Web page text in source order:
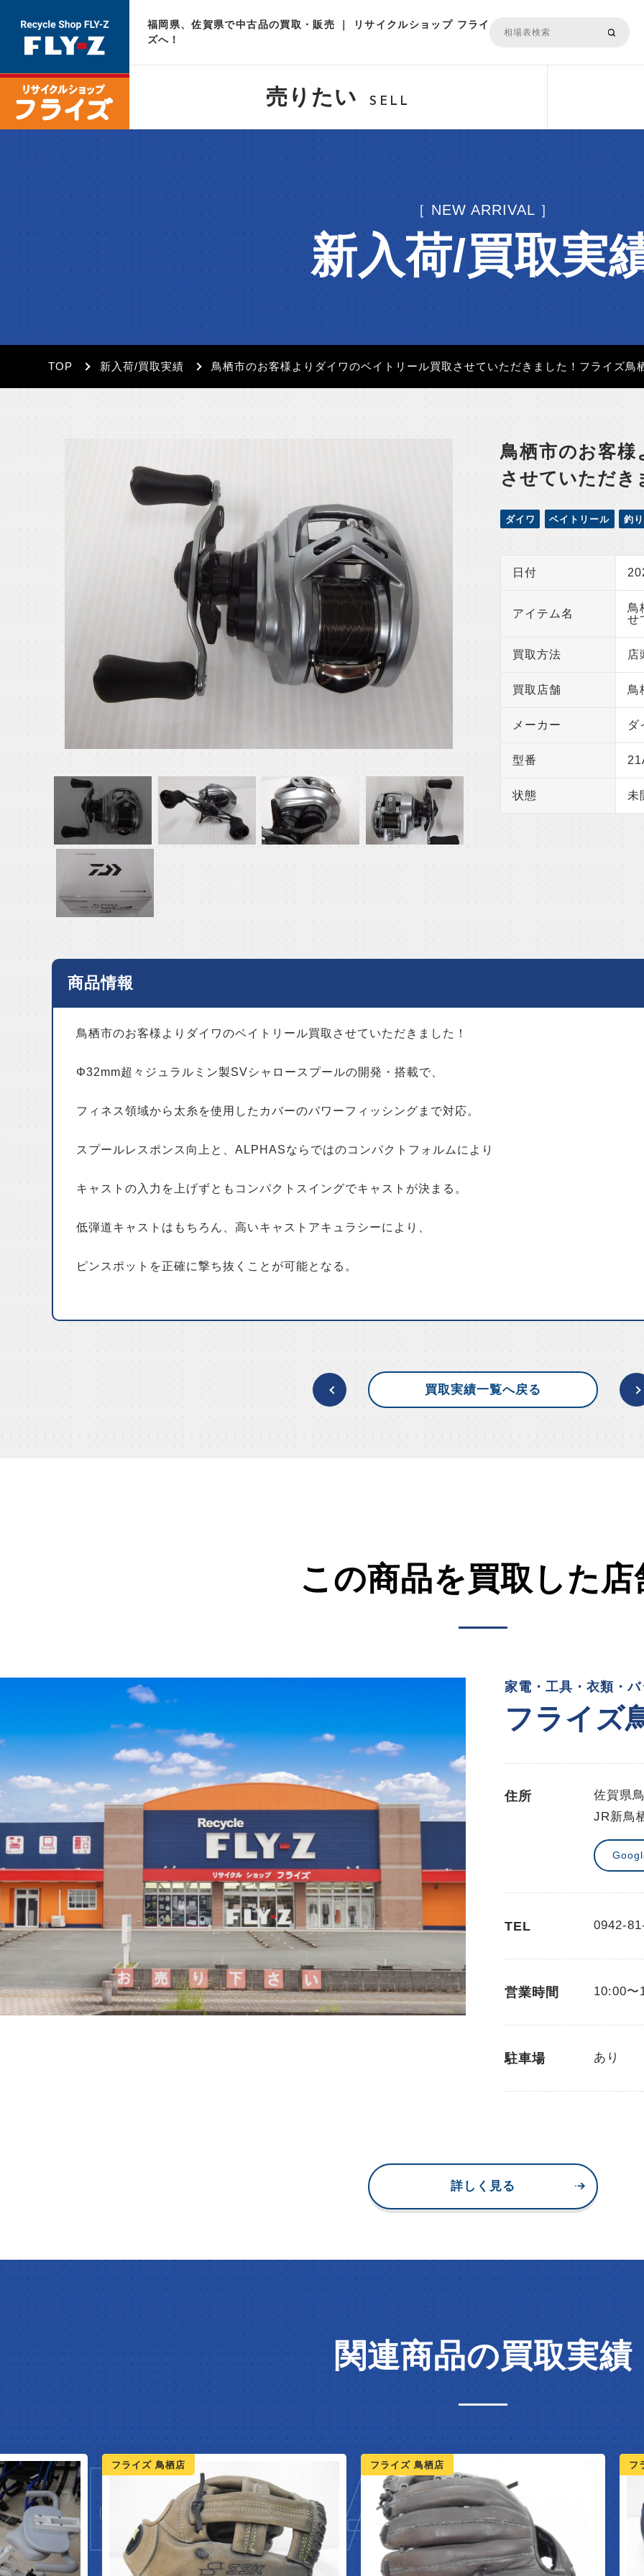
福岡県、佐賀県で中古品の買取・販売 ｜ リサイクルショップ フライ
ズへ！
売りたい SELL
［ NEW ARRIVAL ］
新入荷/買取実
TOP 新入荷/買取実績 鳥栖市のお客様よりダイワのベイトリール買取させていただきました！フライズ鳥
鳥栖市のお客
させていただき
ダイワ ベイトリール 釣
日付
アイテム名
鳥
せ
買取方法 店
買取店舗 鳥
メーカー ダ
型番
状態 未
商品情報
鳥栖市のお客様よりダイワのベイトリール買取させていただきました！
Φ32mm超々ジュラルミン製SVシャロースプールの開発・搭載で、
フィネス領域から太糸を使用したカバーのパワーフィッシングまで対応。
スプールレスポンス向上と、ALPHASならではのコンパクトフォルムにより
キャストの入力を上げずともコンパクトスイングでキャストが決まる。
低弾道キャストはもちろん、高いキャストアキュラシーにより、
ピンスポットを正確に撃ち抜くことが可能となる。
買取実績一覧へ戻る
この商品を買取した店
家電・工具・衣類・
フライズ
住所
佐賀県
JR新鳥
TEL 0942-
営業時間 10:00〜
駐車場 あり
詳しく見る
関連商品の買取実績
フライズ 鳥栖店 フライズ 鳥栖店 フ